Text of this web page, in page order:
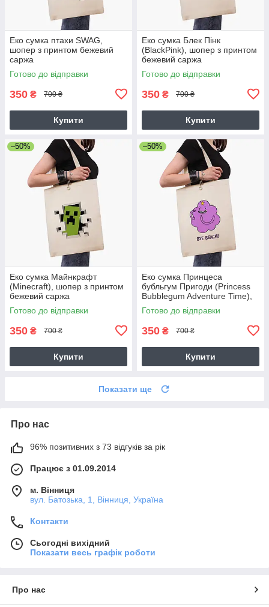
Еко сумка птахи SWAG,
шопер з принтом бежевий
саржа
Готово до відправки
350 ₴ 700 ₴
Купити
Еко сумка Блек Пінк
(BlackPink), шопер з принтом
бежевий саржа
Готово до відправки
350 ₴ 700 ₴
Купити
–50%
Еко сумка Майнкрафт
(Minecraft), шопер з принтом
бежевий саржа
Готово до відправки
350 ₴ 700 ₴
Купити
–50%
Еко сумка Принцеса
бубльгум Пригоди (Princess
Bubblegum Adventure Time),
шопер з принтом бежевий
саржа
Готово до відправки
350 ₴ 700 ₴
Купити
Показати ще
Про нас
96% позитивних з 73 відгуків за рік
Працює з 01.09.2014
м. Вінниця
вул. Батозька, 1, Вінниця, Україна
Контакти
Сьогодні вихідний
Показати весь графік роботи
Про нас